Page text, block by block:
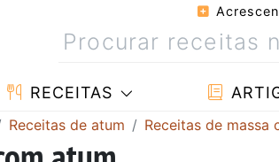
RECEITAS
Receitas de atum Receitas de massa